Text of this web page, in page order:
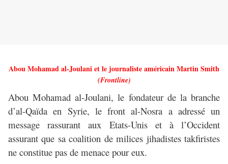
Abou Mohamad al-Joulani et le journaliste américain Martin Smith
(Frontline)
Abou Mohamad al-Joulani, le fondateur de la branche
d’al-Qaïda en Syrie, le front al-Nosra a adressé un
message rassurant aux Etats-Unis et à l’Occident
assurant que sa coalition de milices jihadistes takfiristes
ne constitue pas de menace pour eux.